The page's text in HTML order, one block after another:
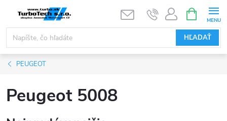
obsah
HĽADAŤ
KOŠÍK
PEUGEOT
Peugeot 5008